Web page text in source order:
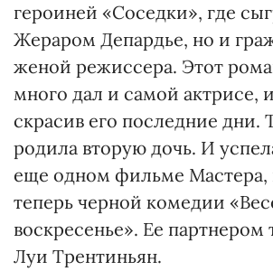
героиней «Соседки», где
Жераром Депардье, но и
женой режиссера. Этот
много дал и самой актрисе,
скрасив его последние дни.
родила вторую дочь. И
еще одном фильме Мастера,
теперь черной комедии
воскресенье». Ее
Луи Трентиньян.